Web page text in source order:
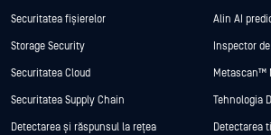
Securitatea fișierelor
Storage Security
Securitatea Cloud
Securitatea Supply Chain
Detectarea și răspunsul la rețea
Alin AI
Inspector
Metascan™
Tehnologia
Detectarea